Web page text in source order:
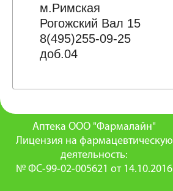
м.Римская
Рогожский Вал 15
8(495)255-09-25
доб.04
Аптека ООО "Фармалайн"
Лицензия на фармацевтическую
деятельность:
№ ФС-99-02-005621 от 14.10.2016